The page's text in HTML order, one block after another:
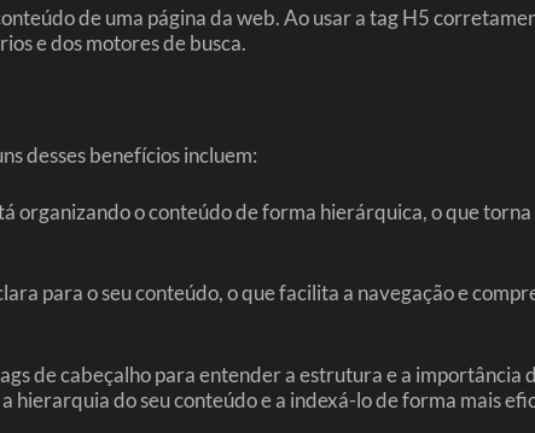
de uma página da web. Ao usar a tag H5
e dos motores de busca.
desses benefícios incluem:
o conteúdo de forma hierárquica, o que torna
para o seu conteúdo, o que facilita a navegação e
de cabeçalho para entender a estrutura e a importância
hierarquia do seu conteúdo e a indexá-lo de forma mais